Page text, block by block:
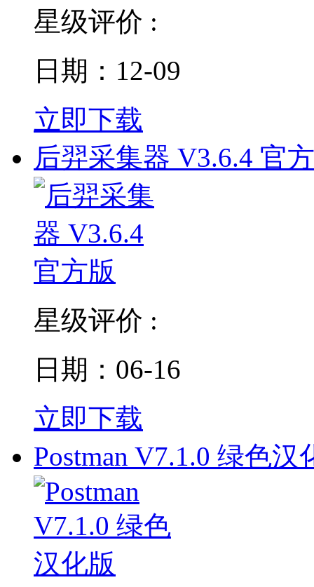
星级评价 :
日期：12-09
立即下载
后羿采集器 V3.6.4 官
星级评价 :
日期：06-16
立即下载
Postman V7.1.0 绿色汉